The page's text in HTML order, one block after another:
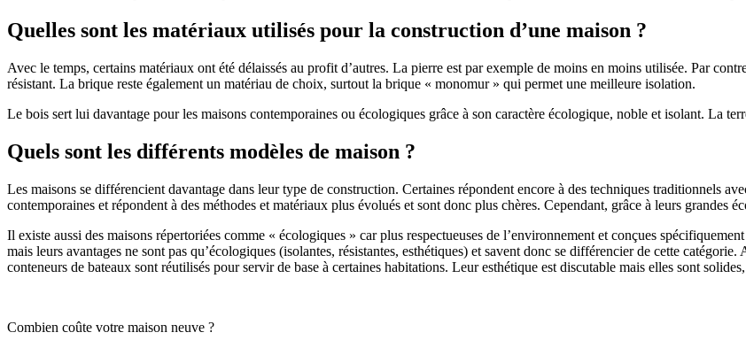
Quelles sont les matériaux utilisés pour la construction d’une maison ?
Avec le temps, certains matériaux ont été délaissés au profit d’autres. La pierre est par exemple de moins en moins utilisée. Par
résistant. La brique reste également un matériau de choix, surtout la brique « monomur » qui permet une meilleure isolation.
Le bois sert lui davantage pour les maisons contemporaines ou écologiques grâce à son caractère écologique, noble et isolant. La
Quels sont les différents modèles de maison ?
Les maisons se différencient davantage dans leur type de construction. Certaines répondent encore à des techniques traditionnels
contemporaines et répondent à des méthodes et matériaux plus évolués et sont donc plus chères. Cependant, grâce à leurs grandes
Il existe aussi des maisons répertoriées comme « écologiques » car plus respectueuses de l’environnement et conçues
mais leurs avantages ne sont pas qu’écologiques (isolantes, résistantes, esthétiques) et savent donc se différencier de cette
conteneurs de bateaux sont réutilisés pour servir de base à certaines habitations. Leur esthétique est discutable mais elles sont
Combien coûte votre maison neuve ?